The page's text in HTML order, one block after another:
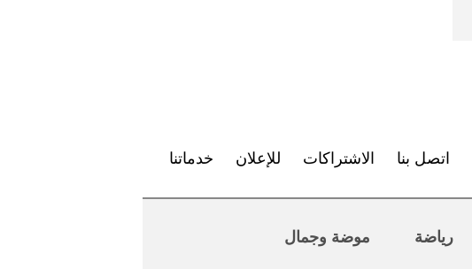
اتصل بنا الاشتراكات للإعلان خدماتنا
رياضة موضة وجمال